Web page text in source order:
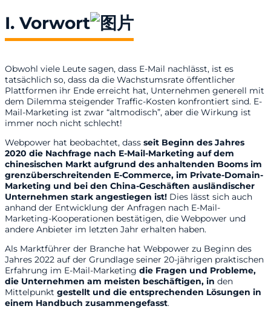
I. Vorwort
Obwohl viele Leute sagen, dass E-Mail nachlässt, ist es
tatsächlich so, dass da die Wachstumsrate öffentlicher
Plattformen ihr Ende erreicht hat, Unternehmen generell mit
dem Dilemma steigender Traffic-Kosten konfrontiert sind. E-
Mail-Marketing ist zwar “altmodisch”, aber die Wirkung ist
immer noch nicht schlecht!
Webpower hat beobachtet, dass seit Beginn des Jahres
2020 die Nachfrage nach E-Mail-Marketing auf dem
chinesischen Markt aufgrund des anhaltenden Booms im
grenzüberschreitenden E-Commerce, im Private-Domain-
Marketing und bei den China-Geschäften ausländischer
Unternehmen stark angestiegen ist! Dies lässt sich auch
anhand der Entwicklung der Anfragen nach E-Mail-
Marketing-Kooperationen bestätigen, die Webpower und
andere Anbieter im letzten Jahr erhalten haben.
Als Marktführer der Branche hat Webpower zu Beginn des
Jahres 2022 auf der Grundlage seiner 20-jährigen praktischen
Erfahrung im E-Mail-Marketing die Fragen und Probleme,
die Unternehmen am meisten beschäftigen, in den
Mittelpunkt gestellt und die entsprechenden Lösungen in
einem Handbuch zusammengefasst.